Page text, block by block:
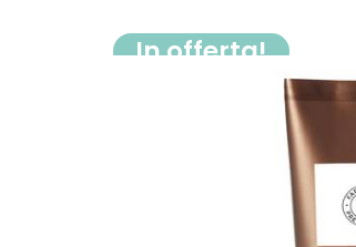
In offerta!